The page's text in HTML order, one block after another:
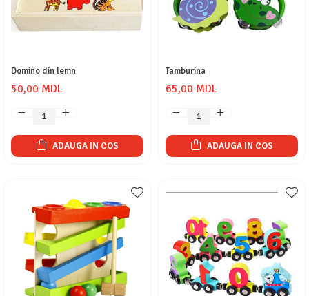
Domino din lemn
50,00 MDL
ADAUGA IN COS
Tamburina
65,00 MDL
ADAUGA IN COS